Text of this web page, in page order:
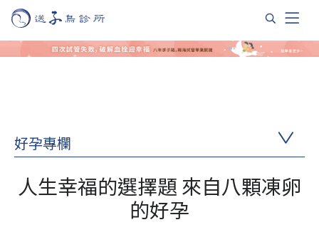
好孕專欄
人生幸福的選擇題 來自八顆凍卵
的好孕